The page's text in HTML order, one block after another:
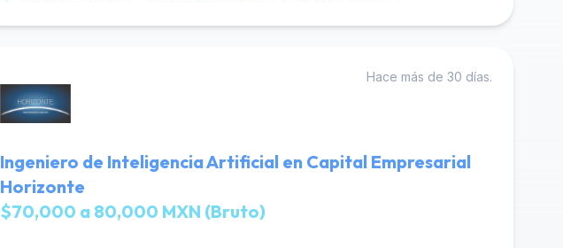
Hace más de 30 días.
Ingeniero de Inteligencia Artificial en Capital Empresarial
Horizonte
$70,000 a 80,000 MXN (Bruto)